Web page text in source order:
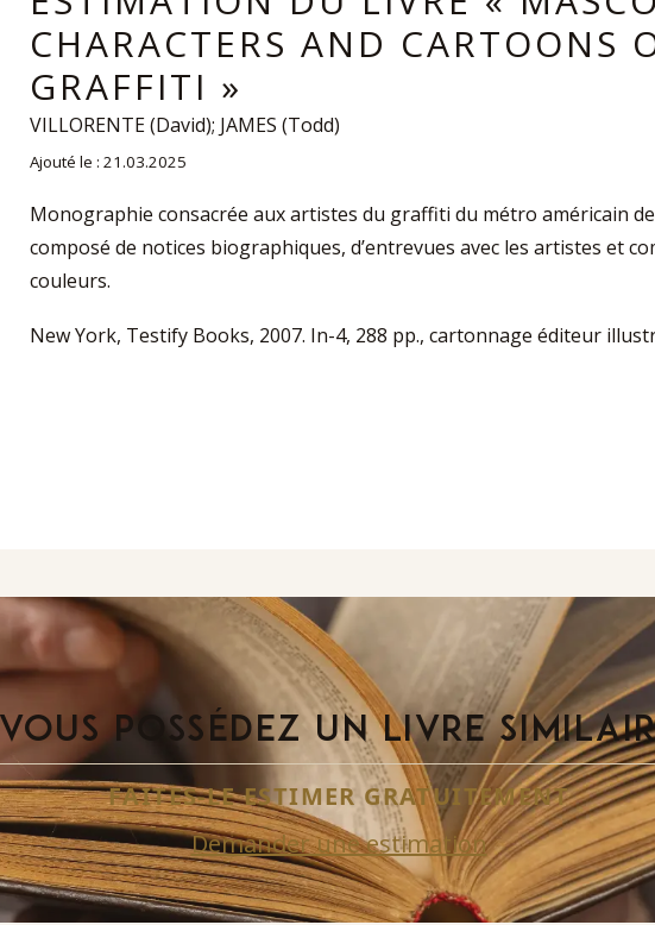
CHARACTERS AND CARTOONS
GRAFFITI »
VILLORENTE (David); JAMES (Todd)
Ajouté le : 21.03.2025
Monographie consacrée aux artistes du graffiti du métro américain
composé de notices biographiques, d’entrevues avec les artistes et
couleurs.
New York, Testify Books, 2007. In-4, 288 pp., cartonnage éditeur
VOUS POSSÉDEZ UN LIVRE
FAITES-LE ESTIMER GRATUITEMENT
Demander une estimation